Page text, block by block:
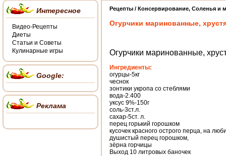
Рецепты / Консервирование, Соленья и
Огурчики маринованные,
Огурчики маринованные,
Ингредиенты:
огурцы-5кг
чеснок
зонтики укропа со стеблями
вода-2.400
уксус 9%-150г
соль-3ст.л.
сахар-5ст. л.
перец горький горошком
кусочек красного острого перца, на
душистый перец горошком,
зёрна горчицы
Выход 10 литровых баночек
Интересное
Видео-Рецепты
Диеты
Статьи и Советы
Кулинарные игры
Google:
Реклама